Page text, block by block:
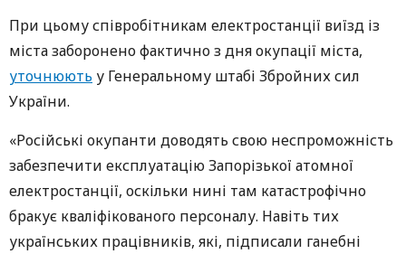
При цьому співробітникам електростанції виїзд із
міста заборонено фактично з дня окупації міста,
уточнюють у Генеральному штабі Збройних сил
України.
«Російські окупанти доводять свою неспроможність
забезпечити експлуатацію Запорізької атомної
електростанції, оскільки нині там катастрофічно
бракує кваліфікованого персоналу. Навіть тих
українських працівників, які, підписали ганебні